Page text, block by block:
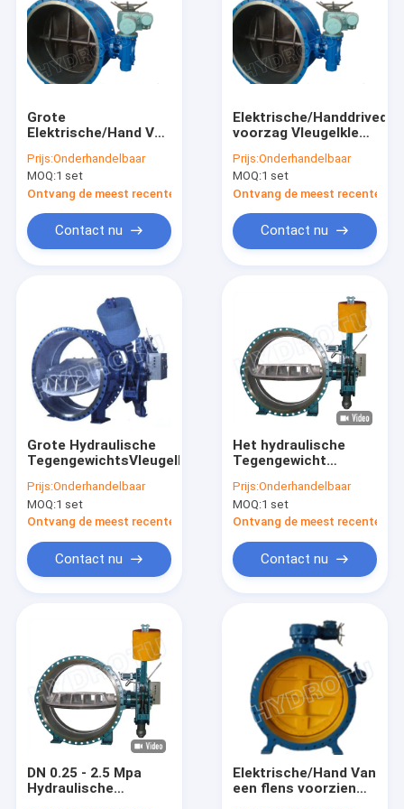
Ongeveer ons
Fabrieksreis
Grote
Elektrische/Hand Van
Vleugelklep Dia.50 –
3000 mm voor
waterkracht
Prijs:Onderhandelbaar
MOQ:1 set
Ontvang de meest recente Prijs
Contact nu
Elektrische/Handdrived
voorzag Vleugelklep
van een flens - Mpa
2.5 voor waterkracht
Prijs:Onderhandelbaar
MOQ:1 set
Ontvang de meest recente
Contact nu
Grote Hydraulische
TegengewichtsVleugelklep
Prijs:Onderhandelbaar
MOQ:1 set
Ontvang de meest recente Prijs
Contact nu
Het hydraulische
Tegengewicht
met DN300- 3000 mm
voor
waterkrachtproject
Prijs:Onderhandelbaar
MOQ:1 set
Ontvang de meest recente
Contact nu
DN 0.25 - 2.5 Mpa
Hydraulische
Elektrische/Hand Van
een flens voorzien